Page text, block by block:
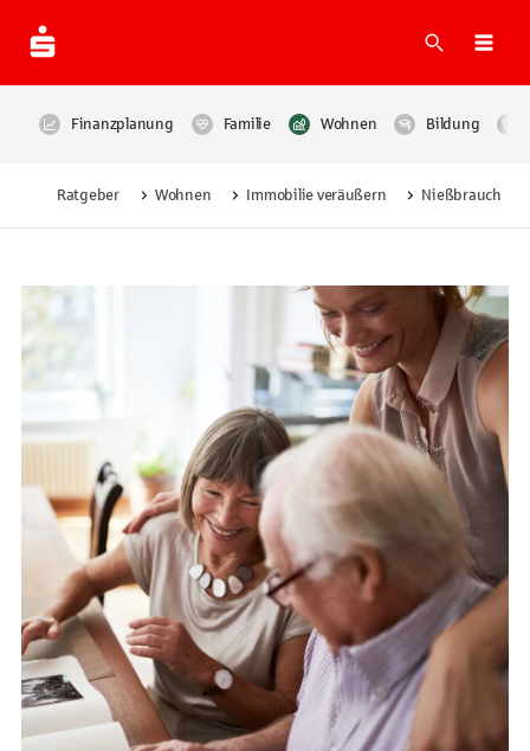
Suche
Finanzplanung Familie Wohnen Bildung
Ratgeber Wohnen Immobilie veräußern Nießbrauch